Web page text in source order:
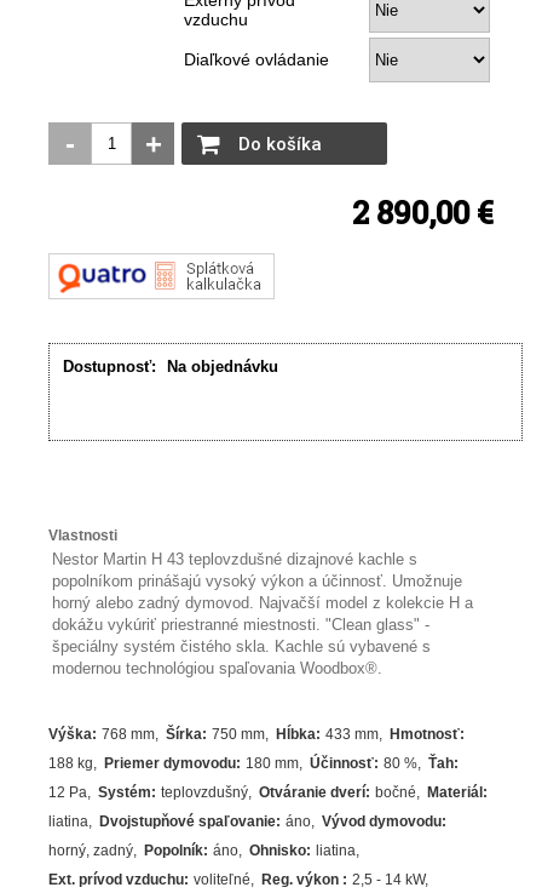
vzduchu
Diaľkové ovládanie
- + Do košíka
2 890,00 €
Dostupnosť: Na objednávku
Vlastnosti
Nestor Martin H 43 teplovzdušné dizajnové kachle s
popolníkom prinášajú vysoký výkon a účinnosť. Umožnuje
horný alebo zadný dymovod. Najvačší model z kolekcie H a
dokážu vykúriť priestranné miestnosti. "Clean glass" -
špeciálny systém čistého skla. Kachle sú vybavené s
modernou technológiou spaľovania Woodbox®.
Výška: 768 mm Šírka: 750 mm Hĺbka: 433 mm Hmotnosť:
188 kg
Priemer dymovodu: 180 mm Účinnosť: 80% Ťah:
12 Pa
Systém: teplovzdušný Otváranie dverí: bočné Materiál :
liatina
Dvojstupňové spaľovanie: áno Vývod dymovodu:
horný, zadný
Popolník: áno Ohnisko: liatina
Ext. prívod vzduchu: voliteľné Reg. výkon : 2,5 - 14 kW